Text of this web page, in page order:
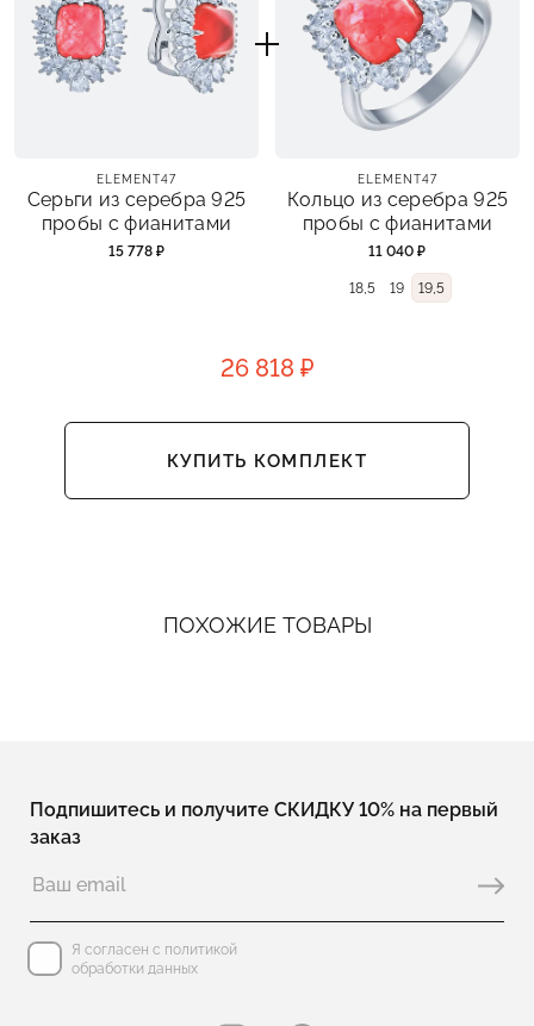
ELEMENT47
Серьги из серебра 925
пробы с фианитами
15 778 ₽
ELEMENT47
Кольцо из серебра 925
пробы с фианитами
11 040 ₽
18,5 19 19,5
26 818 ₽
КУПИТЬ КОМПЛЕКТ
ПОХОЖИЕ ТОВАРЫ
Подпишитесь и получите СКИДКУ 10% на первый
заказ
Я согласен с политикой
обработки данных